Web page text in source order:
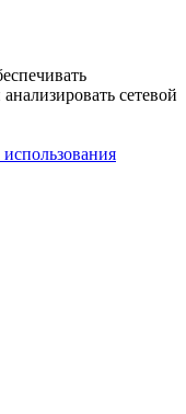
сетевой